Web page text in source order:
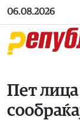
Skip to main content
06.08.2026
Пет